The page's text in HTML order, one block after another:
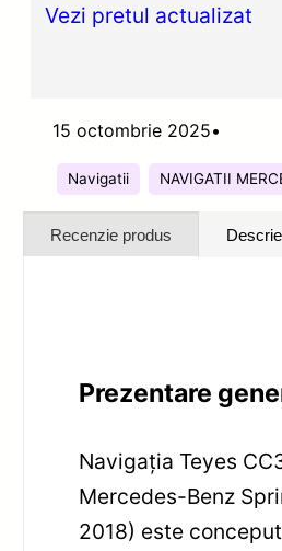
Vezi pretul actualizat
15 octombrie 2025•
Navigatii NAVIGATII
Recenzie produs
Prezentare
Navigația Teyes
Mercedes-Benz
2018) este